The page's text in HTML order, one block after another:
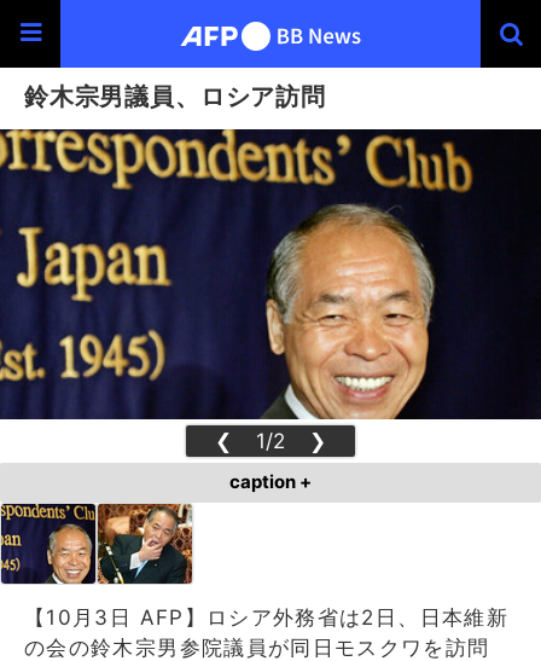
鈴木宗男議員、ロシア訪問
❮ 1/2 ❯
caption +
【10月3日 AFP】ロシア外務省は2日、日本維新
の会の鈴木宗男参院議員が同日モスクワを訪問